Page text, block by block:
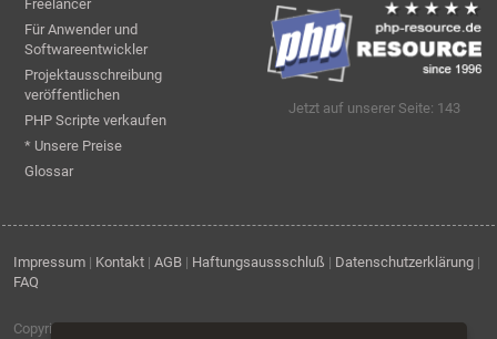
Freelancer
Für Anwender und
Softwareentwickler
Projektausschreibung
veröffentlichen
PHP Scripte verkaufen
* Unsere Preise
Glossar
Jetzt auf unserer Seite: 143
Impressum | Kontakt | AGB | Haftungsaussschluß | Datenschutzerklärung |
FAQ
Copyright © 1996 - 2026